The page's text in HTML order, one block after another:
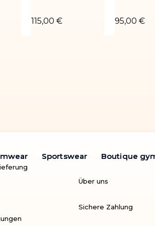
115,00 € 95,00 €
Sportswear Boutique
Sportswear Boutique
Über uns
Sichere Zahlung